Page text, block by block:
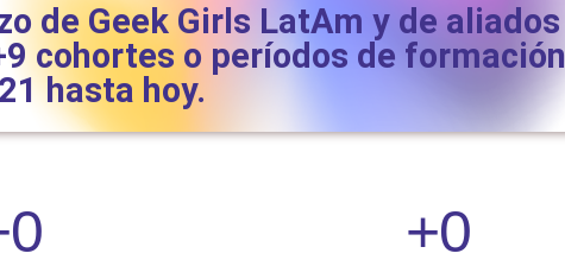
de Geek Girls LatAm y de aliados
cohortes o períodos de formación
hasta hoy.
0 +0